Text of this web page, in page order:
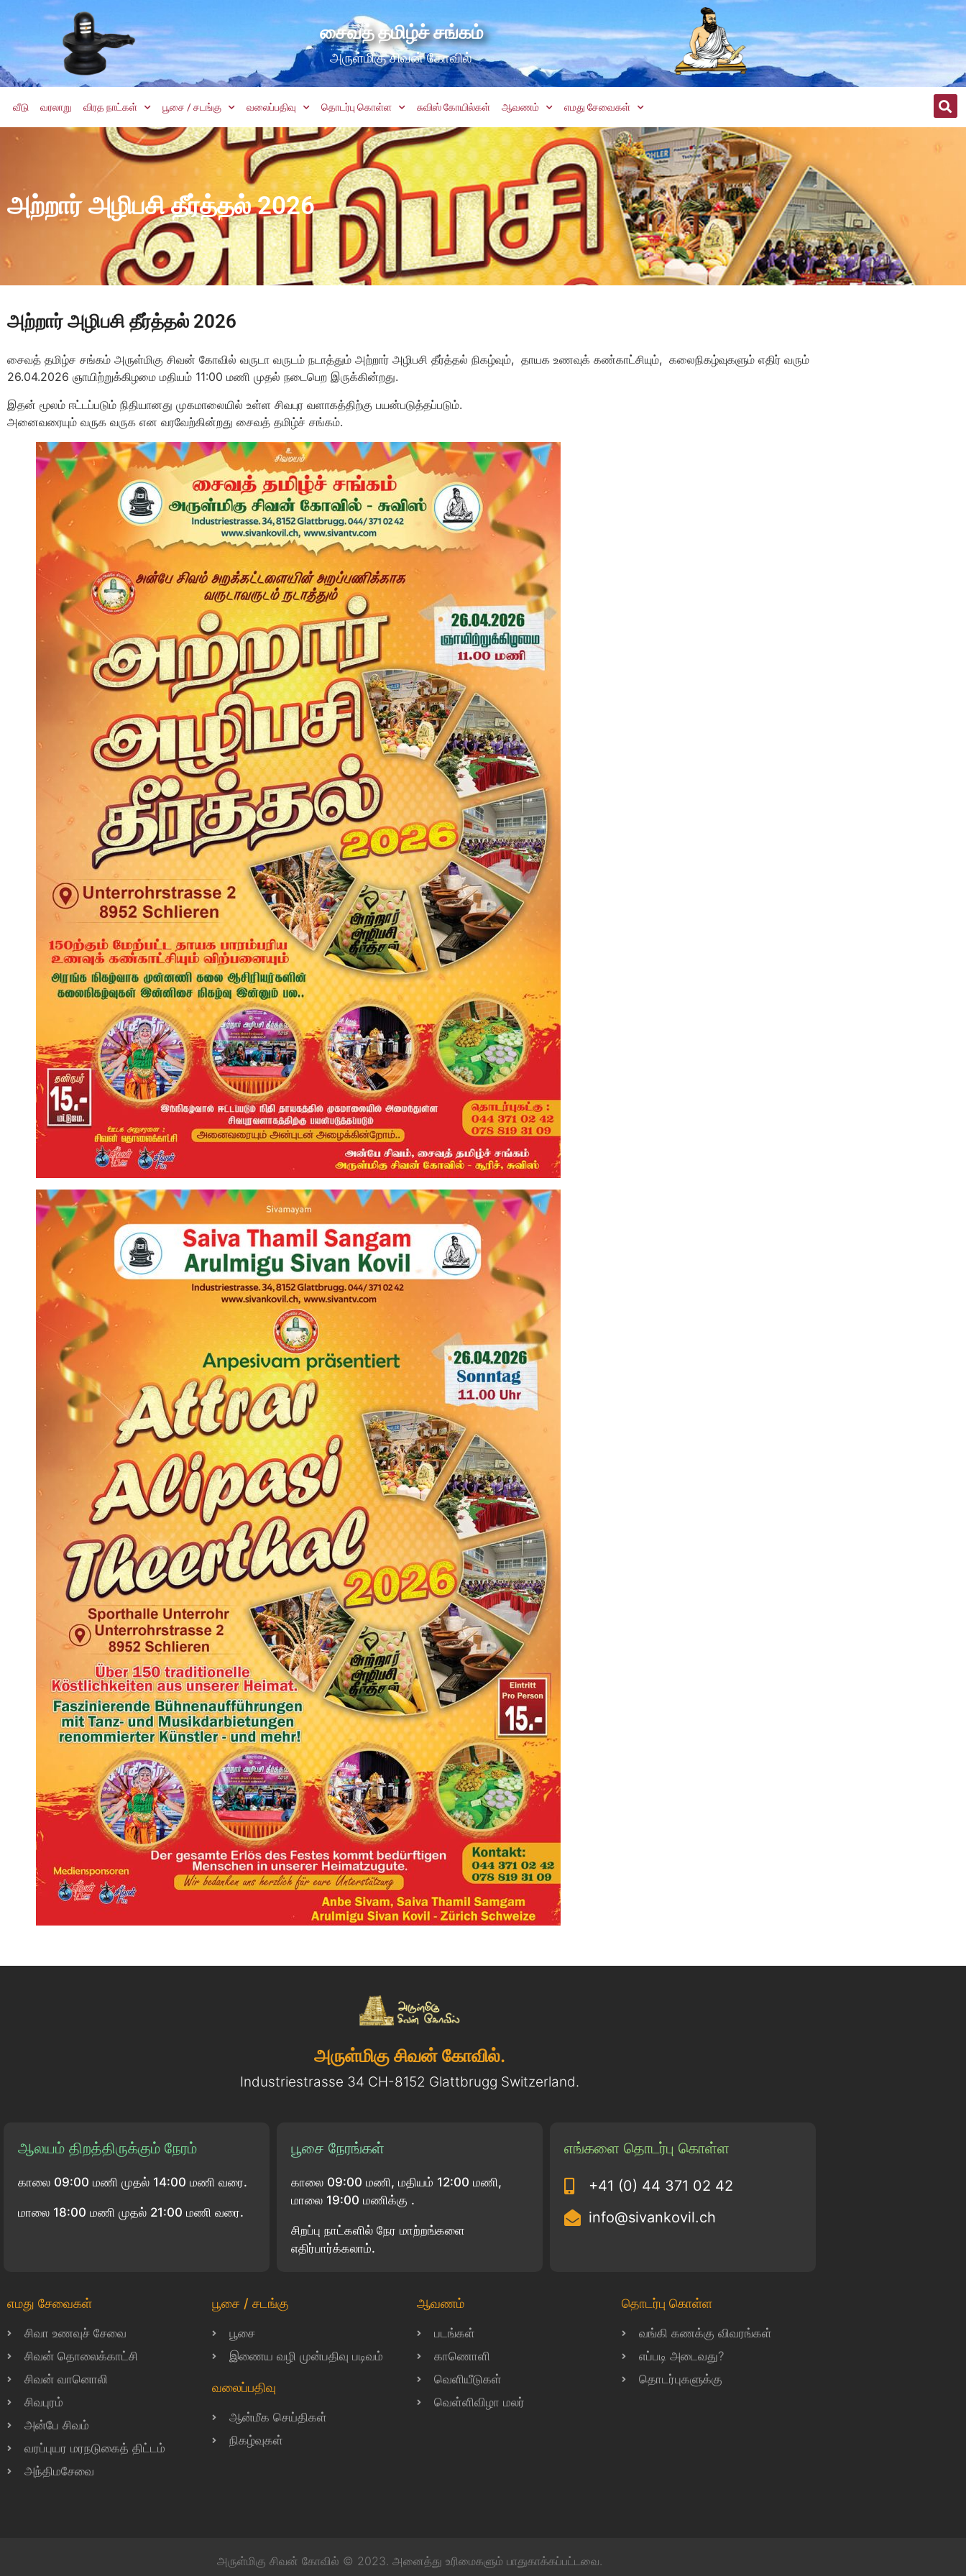
சைவத் தமிழ்ச் சங்கம்
அருள்மிகு சிவன் கோவில்
வீடு வரலாறு விரத நாட்கள் பூசை / சடங்கு வலைப்பதிவு தொடர்பு கொள்ள சுவிஸ் கோயில்கள் ஆவணம் எமது சேவைகள்
அற்றார் அழிபசி தீர்த்தல் 2026
அற்றார் அழிபசி தீர்த்தல் 2026
சைவத் தமிழ்ச சங்கம் அருள்மிகு சிவன் கோவில் வருடா வருடம் நடாத்தும் அற்றார் அழிபசி தீர்த்தல் நிகழ்வும், தாயக உணவுக் கண்காட்சியும், கலைநிகழ்வுகளும் எதிர் வரும்
26.04.2026 ஞாயிற்றுக்கிழமை மதியம் 11:00 மணி முதல் நடைபெற இருக்கின்றது.
இதன் மூலம் ஈட்டப்படும் நிதியானது முகமாலையில் உள்ள சிவபுர வளாகத்திற்கு பயன்படுத்தப்படும்.
அனைவரையும் வருக வருக என வரவேற்கின்றது சைவத் தமிழ்ச் சங்கம்.
அருள்மிகு சிவன் கோவில்.
Industriestrasse 34 CH-8152 Glattbrugg Switzerland.
ஆலயம் திறத்திருக்கும் நேரம்
காலை 09:00 மணி முதல் 14:00 மணி வரை.
மாலை 18:00 மணி முதல் 21:00 மணி வரை.
பூசை நேரங்கள்
காலை 09:00 மணி, மதியம் 12:00 மணி,
மாலை 19:00 மணிக்கு .
சிறப்பு நாட்களில் நேர மாற்றங்களை
எதிர்பார்க்கலாம்.
எங்களை தொடர்பு கொள்ள
+41 (0) 44 371 02 42
info@sivankovil.ch
எமது சேவைகள்
சிவா உணவுச் சேவை
சிவன் தொலைக்காட்சி
சிவன் வானொலி
சிவபுரம்
அன்பே சிவம்
வரப்புயர மரநடுகைத் திட்டம்
அந்திமசேவை
பூசை / சடங்கு
பூசை
இணைய வழி முன்பதிவு படிவம்
வலைப்பதிவு
ஆன்மீக செய்திகள்
நிகழ்வுகள்
ஆவணம்
படங்கள்
காணொளி
வெளியீடுகள்
வெள்ளிவிழா மலர்
தொடர்பு கொள்ள
வங்கி கணக்கு விவரங்கள்
எப்படி அடைவது?
தொடர்புகளுக்கு
அருள்மிகு சிவன் கோவில் © 2023. அனைத்து உரிமைகளும் பாதுகாக்கப்பட்டவை.